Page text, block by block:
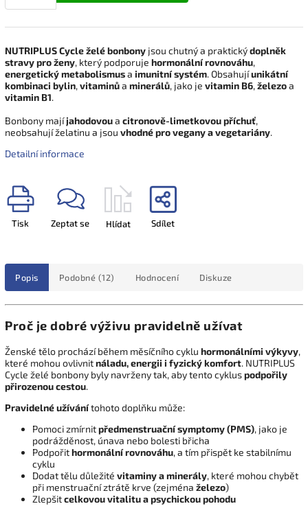
NUTRIPLUS Cycle želé bonbony jsou chutný a praktickýdoplněk
stravy pro ženy, který podporuje hormonální rovnováhu,
energetický metabolismusa imunitní systém. Obsahujíunikátní
kombinaci bylin,vitaminůa minerálů, jako je vitamin B6,železoa
vitamin B1.
Bonbony majíjahodovoua citronově-limetkovou příchuť,
neobsahují želatinu a jsou vhodné pro vegany a vegetariány.
Detailní informace
Tisk Zeptat se Hlídat Sdílet
Popis Podobné (12) Hodnocení Diskuze
Proč je dobré výživu pravidelně užívat
Ženské tělo prochází během měsíčního cyklu hormonálními výkyvy,
které mohou ovlivnitnáladu, energii i fyzický komfort. NUTRIPLUS
Cycle želé bonbony byly navrženy tak, aby tento cykluspodpořily
přirozenou cestou.
Pravidelné užívánítohoto doplňku může:
Pomoci zmírnitpředmenstruační symptomy (PMS), jako je
podrážděnost, únava nebo bolesti břicha
Podpořithormonální rovnováhu, a tím přispět ke stabilnímu
cyklu
Dodat tělu důležité vitaminy a minerály, které mohou chybět
při menstruační ztrátě krve (zejména železo)
Zlepšitcelkovou vitalitu a psychickou pohodu